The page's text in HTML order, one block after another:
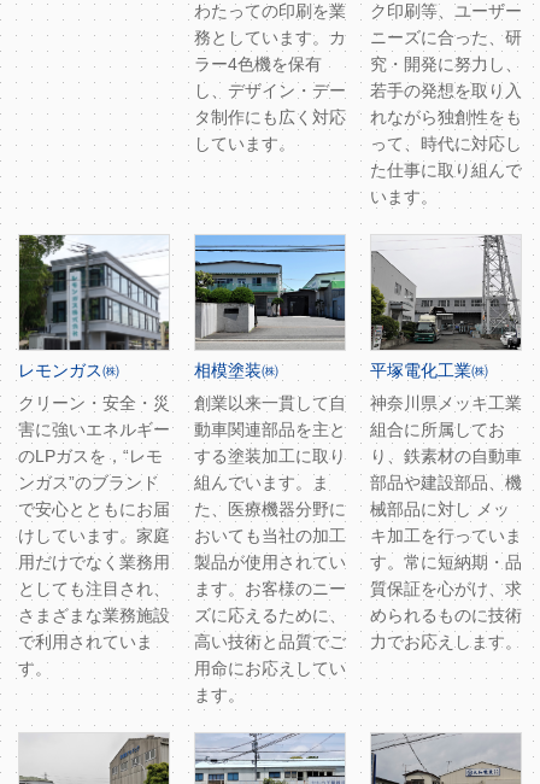
わたっての印刷を業
務としています。カ
ラー4色機を保有
し、デザイン・デー
タ制作にも広く対応
しています。
ク印刷等、ユーザー
ニーズに合った、研
究・開発に努力し、
若手の発想を取り入
れながら独創性をも
って、時代に対応し
た仕事に取り組んで
います。
レモンガス㈱
クリーン・安全・災
害に強いエネルギー
のLPガスを，“レモ
ンガス”のブランド
で安心とともにお届
けしています。家庭
用だけでなく業務用
としても注目され、
さまざまな業務施設
で利用されていま
す。
相模塗装㈱
創業以来一貫して自
動車関連部品を主と
する塗装加工に取り
組んでいます。ま
た、医療機器分野に
おいても当社の加工
製品が使用されてい
ます。お客様のニー
ズに応えるために、
高い技術と品質でご
用命にお応えしてい
ます。
平塚電化工業㈱
神奈川県メッキ工業
組合に所属してお
り、鉄素材の自動車
部品や建設部品、機
械部品に対し メッ
キ加工を行っていま
す。常に短納期・品
質保証を心がけ、求
められるものに技術
力でお応えします。